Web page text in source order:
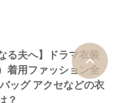
る夫へ】ドラマ衣装
着用ファッション全
ッグ アクセなどの衣
？